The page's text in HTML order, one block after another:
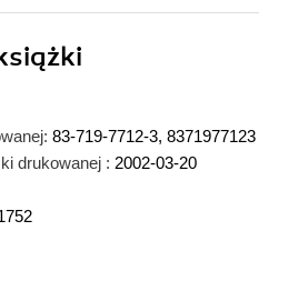
83-719-7712-3, 8371977123
drukowanej : 2002-03-20